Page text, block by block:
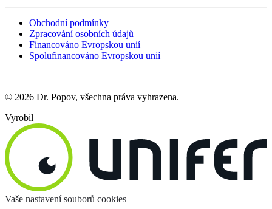
Obchodní podmínky
Zpracování osobních údajů
Financováno Evropskou unií
Spolufinancováno Evropskou unií
© 2026 Dr. Popov, všechna práva vyhrazena.
Vyrobil
Vaše nastavení souborů cookies